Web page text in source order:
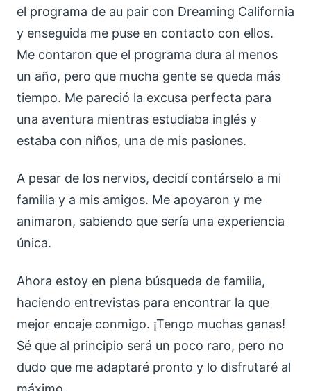
el programa de au pair con Dreaming California
y enseguida me puse en contacto con ellos.
Me contaron que el programa dura al menos
un año, pero que mucha gente se queda más
tiempo. Me pareció la excusa perfecta para
una aventura mientras estudiaba inglés y
estaba con niños, una de mis pasiones.
A pesar de los nervios, decidí contárselo a mi
familia y a mis amigos. Me apoyaron y me
animaron, sabiendo que sería una experiencia
única.
Ahora estoy en plena búsqueda de familia,
haciendo entrevistas para encontrar la que
mejor encaje conmigo. ¡Tengo muchas ganas!
Sé que al principio será un poco raro, pero no
dudo que me adaptaré pronto y lo disfrutaré al